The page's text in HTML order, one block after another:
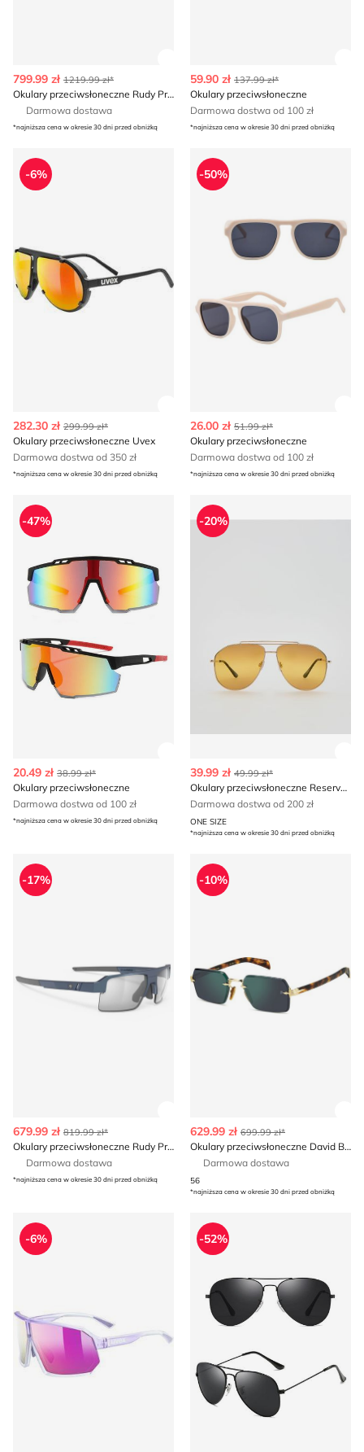
799.99 zł 1219.99 zł*
Okulary przeciwsłoneczne Rudy Project
Darmowa dostawa
*najniższa cena w okresie 30 dni przed obniżką
59.90 zł 137.99 zł*
Okulary przeciwsłoneczne
Darmowa dostwa od 100 zł
*najniższa cena w okresie 30 dni przed obniżką
Okulary przeciwsłoneczne Uvex
-6%
282.30 zł 299.99 zł*
Okulary przeciwsłoneczne Uvex
Darmowa dostwa od 350 zł
*najniższa cena w okresie 30 dni przed obniżką
Okulary przeciwsłoneczne
-50%
26.00 zł 51.99 zł*
Okulary przeciwsłoneczne
Darmowa dostwa od 100 zł
*najniższa cena w okresie 30 dni przed obniżką
Okulary przeciwsłoneczne
-47%
20.49 zł 38.99 zł*
Okulary przeciwsłoneczne
Darmowa dostwa od 100 zł
*najniższa cena w okresie 30 dni przed obniżką
Okulary przeciwsłoneczne
-20%
39.99 zł 49.99 zł*
Okulary przeciwsłoneczne Reserved
Darmowa dostwa od 200 zł
ONE SIZE
*najniższa cena w okresie 30 dni przed obniżką
Okulary przeciwsłoneczne Rudy Project
-17%
679.99 zł 819.99 zł*
Okulary przeciwsłoneczne Rudy Project
Darmowa dostawa
*najniższa cena w okresie 30 dni przed obniżką
Okulary przeciwsłoneczne
-10%
629.99 zł 699.99 zł*
Okulary przeciwsłoneczne David Beckham
Darmowa dostawa
56
*najniższa cena w okresie 30 dni przed obniżką
Okulary przeciwsłoneczne Uvex
-6%
Okulary przeciwsłoneczne
-52%